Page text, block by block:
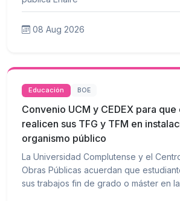
08 Aug 2026
Educación BOE
Convenio UCM y CEDEX para
realicen sus TFG y TFM en
organismo público
La Universidad Complutense y el
Obras Públicas acuerdan que
sus trabajos fin de grado o máster en